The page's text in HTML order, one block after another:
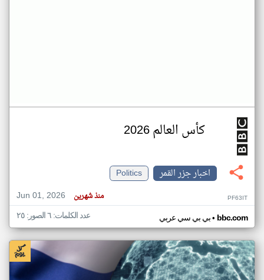
كأس العالم 2026
اخبار جزر القمر
Politics
Jun 01, 2026
منذ شهرين PF63IT
بي بي سي عربي• bbc.com عدد الكلمات: ٦ الصور: ٢٥